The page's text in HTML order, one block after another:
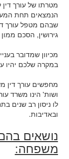
מטרתו של עורך
הנמצאים תחת
שבהם מטפל עורך
גירושין, הסכם
מכיוון שמדובר
במקרה שלכם יהיו
מחפשים עורך
ושות' הינו משרד
לו ניסון רב שנים
ובאדיבות.
נושאים
משפחה: